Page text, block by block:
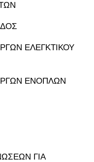
ΕΛΕΓΚΤΙΚΟΥ
ΕΝΟΠΛΩΝ
ΓΙΑ